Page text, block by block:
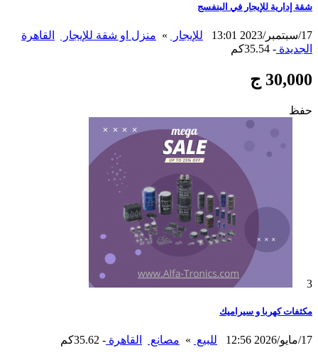
شقة إدارية للإيجار في البنفسج
17/سبتمبر/2023 13:01 للإيجار » منزل او شقة للإيجار
القاهرة
الجديدة - 35.54كم
30,000 ج
حفظ
3
مكثفات كهربا و سيراميك
17/مايو/2026 12:56 للبيع » مصانع القاهرة - 35.62كم